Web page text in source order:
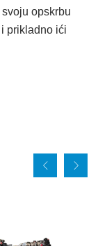
opskrbu
prikladno ići